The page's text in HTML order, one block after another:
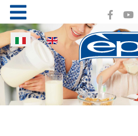
Seleziona la tua lingua